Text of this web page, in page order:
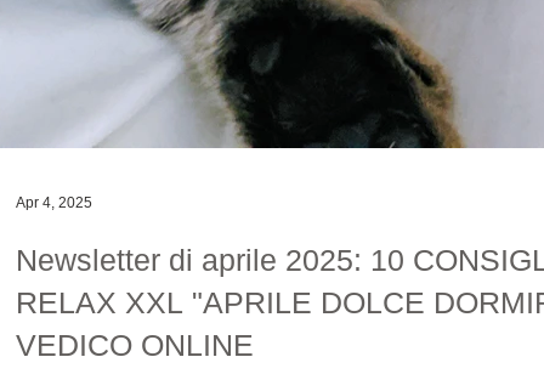
Newsletter di aprile 2025: 10
RELAX XXL "APRILE DOLCE
VEDICO ONLINE
Apr 4, 2025